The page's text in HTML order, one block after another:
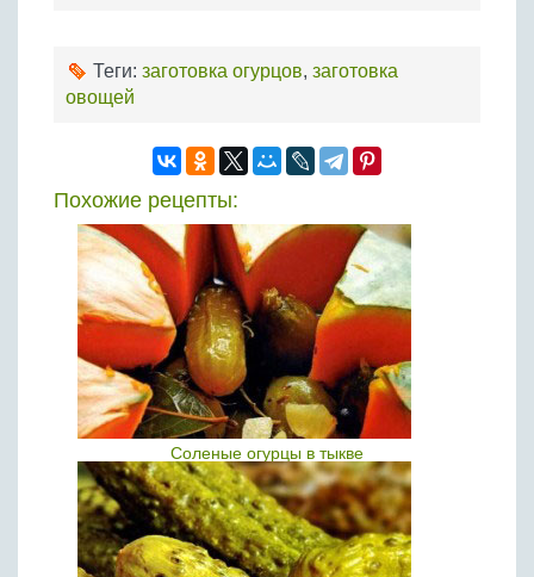
Теги: заготовка огурцов, заготовка
овощей
Похожие рецепты:
Соленые огурцы в тыкве